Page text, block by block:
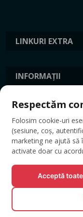
LINKURI EXTRA
INFORMAȚII
ETICHETE
© Toate
Respectăm
Folosim cookie-uri
(sesiune, coș,
marketing ne ajută să
activate doar cu
Acceptă toate